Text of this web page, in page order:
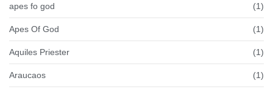
apes fo god (1)
Apes Of God (1)
Aquiles Priester (1)
Araucaos (1)